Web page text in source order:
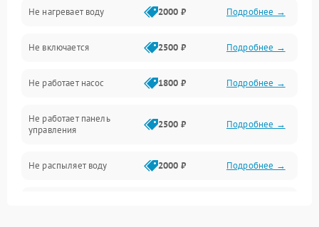
Датчики
Нагрев
Вода
Гигиена
Программное обеспечение
Не нагревает воду 2000 ₽ Подробнее →
Не включается 2500 ₽ Подробнее →
Не работает насос 1800 ₽ Подробнее →
Не работает панель
управления
2500 ₽ Подробнее →
Не распыляет воду 2000 ₽ Подробнее →